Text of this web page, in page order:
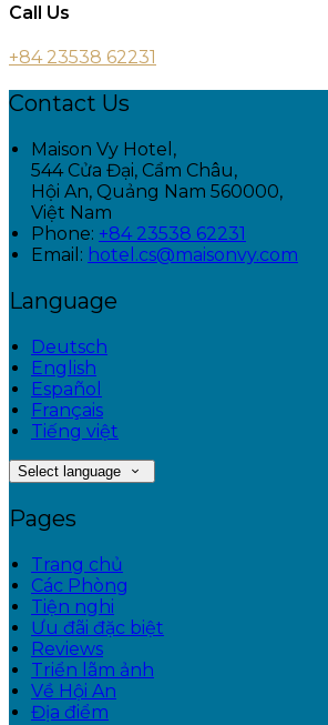
Call Us
+84 23538 62231
Contact Us
Maison Vy Hotel,
544 Cửa Đại, Cẩm Châu,
Hội An, Quảng Nam 560000,
Việt Nam
Phone: +84 23538 62231
Email: hotel.cs@maisonvy.com
Language
Deutsch
English
Español
Français
Tiếng việt
Select language
Pages
Trang chủ
Các Phòng
Tiện nghi
Ưu đãi đặc biệt
Reviews
Triển lãm ảnh
Về Hội An
Địa điểm